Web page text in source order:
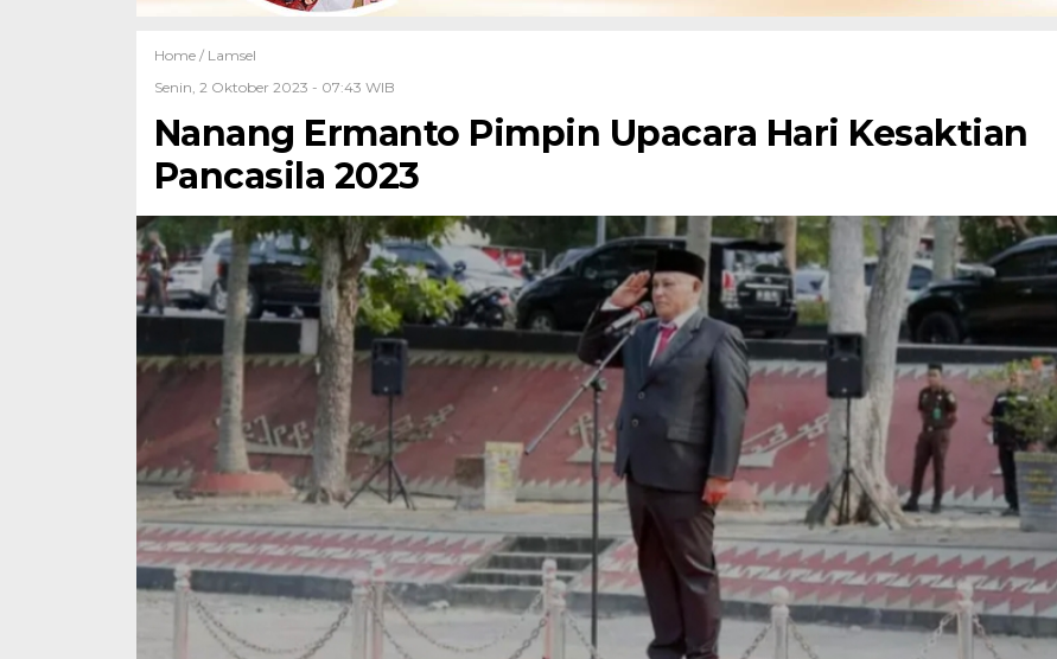
Home / Lamsel
Senin, 2 Oktober 2023 - 07:43 WIB
Nanang Ermanto Pimpin Upacara Hari Kesaktian
Pancasila 2023